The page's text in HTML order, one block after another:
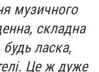
музичного
складна
ласка,
Це ж дуже